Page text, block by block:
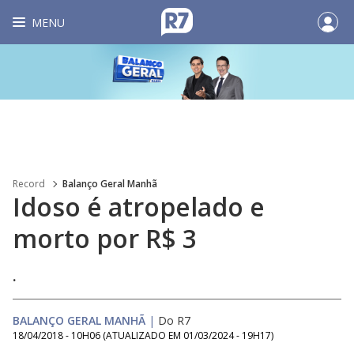
MENU
Record Balanço Geral Manhã
Idoso é atropelado e
morto por R$ 3
.
BALANÇO GERAL MANHÃ | Do R7
18/04/2018 - 10H06 (ATUALIZADO EM 01/03/2024 - 19H17)